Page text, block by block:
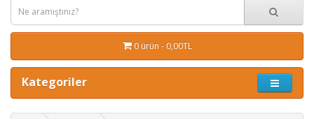
0 ürün - 0,00TL
Kategoriler